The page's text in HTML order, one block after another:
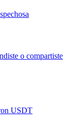
o compartiste
USDT